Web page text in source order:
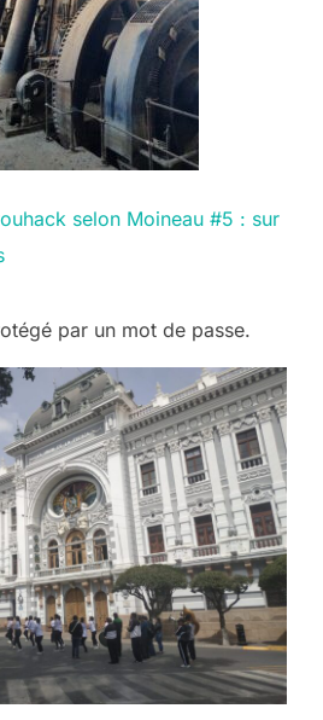
selon Moineau #5 : sur
par un mot de passe.